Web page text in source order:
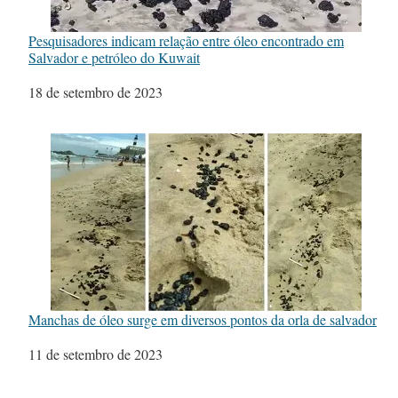
Pesquisadores indicam relação entre óleo encontrado em
Salvador e petróleo do Kuwait
Data
18 de setembro de 2023
Manchas de óleo surge em diversos pontos da orla de salvador
Data
11 de setembro de 2023